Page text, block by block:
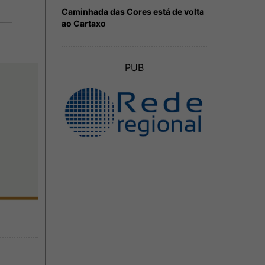
Caminhada das Cores está de volta
ao Cartaxo
PUB